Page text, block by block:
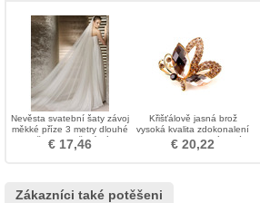
Nevěsta svatební šaty závoj
měkké příze 3 metry dlouhé
a dvě vrstvy měkký závoj
€ 17,46
Křišťálově jasná brož
vysoká kvalita zdokonalení
Velkoobchod vykládané
diamantové brož
€ 20,22
Zákazníci také potěšeni